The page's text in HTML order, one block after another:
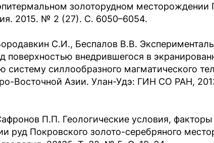
золоторудном
2015. № 2 (27). С. 6050–6054.
С.И., Беспалов В.В.
поверхностью внедрившегося в
силлообразного магматического
Восточной Азии. Улан-Удэ: ГИН СО РАН,
П.П. Геологические условия,
руд Покровского золото-серебряного